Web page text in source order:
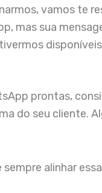
vamos te
mas sua
prontas,
do seu cliente.
alinhar